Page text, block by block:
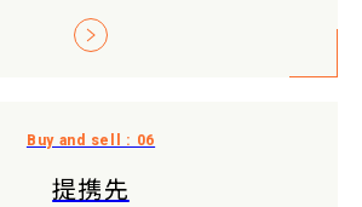
提携先